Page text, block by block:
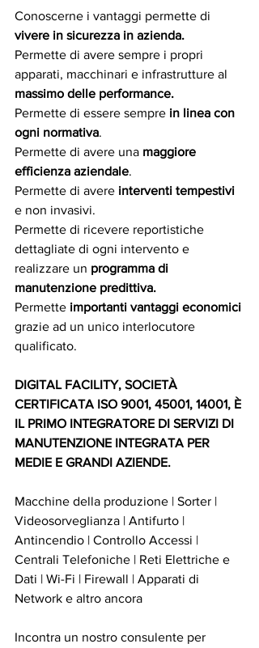
Conoscerne i vantaggi permette di
vivere in sicurezza in azienda.
Permette di avere sempre i propri
apparati, macchinari e infrastrutture al
massimo delle performance.
Permette di essere sempre in linea con
ogni normativa.
Permette di avere una maggiore
efficienza aziendale.
Permette di avere interventi tempestivi
e non invasivi.
Permette di ricevere reportistiche
dettagliate di ogni intervento e
realizzare un programma di
manutenzione predittiva.
Permette importanti vantaggi economici
grazie ad un unico interlocutore
qualificato.
DIGITAL FACILITY, SOCIETÀ
CERTIFICATA ISO 9001, 45001, 14001, È
IL PRIMO INTEGRATORE DI SERVIZI DI
MANUTENZIONE INTEGRATA PER
MEDIE E GRANDI AZIENDE.
Macchine della produzione | Sorter |
Videosorveglianza | Antifurto |
Antincendio | Controllo Accessi |
Centrali Telefoniche | Reti Elettriche e
Dati | Wi-Fi | Firewall | Apparati di
Network e altro ancora
Incontra un nostro consulente per